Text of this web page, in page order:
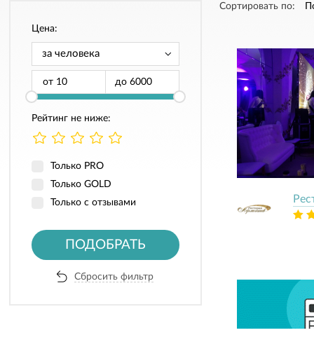
Цена:
от до
Рейтинг не ниже:
Только PRO
Только GOLD
Только с отзывами
ПОДОБРАТЬ
Сбросить фильтр
Сортировать по: